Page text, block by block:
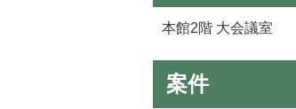
本館2階 大会議室
案件